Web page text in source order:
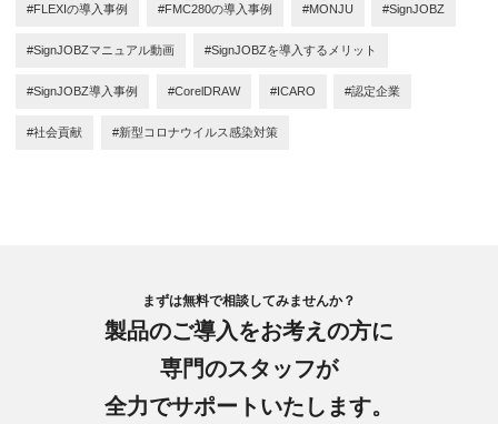
#FLEXIの導入事例 #FMC280の導入事例 #MONJU #SignJOBZ
#SignJOBZマニュアル動画 #SignJOBZを導入するメリット
#SignJOBZ導入事例 #CorelDRAW #ICARO #認定企業
#社会貢献 #新型コロナウイルス感染対策
まずは無料で相談してみませんか？
製品のご導入をお考えの方に
専門のスタッフが
全力でサポートいたします。